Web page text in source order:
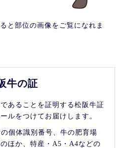
と部位の画像をご覧になれま
牛の証
あることを証明する松阪牛証
ルをつけてお届けします。
個体識別番号、牛の肥育場
ほか、特産・A5・A4などの